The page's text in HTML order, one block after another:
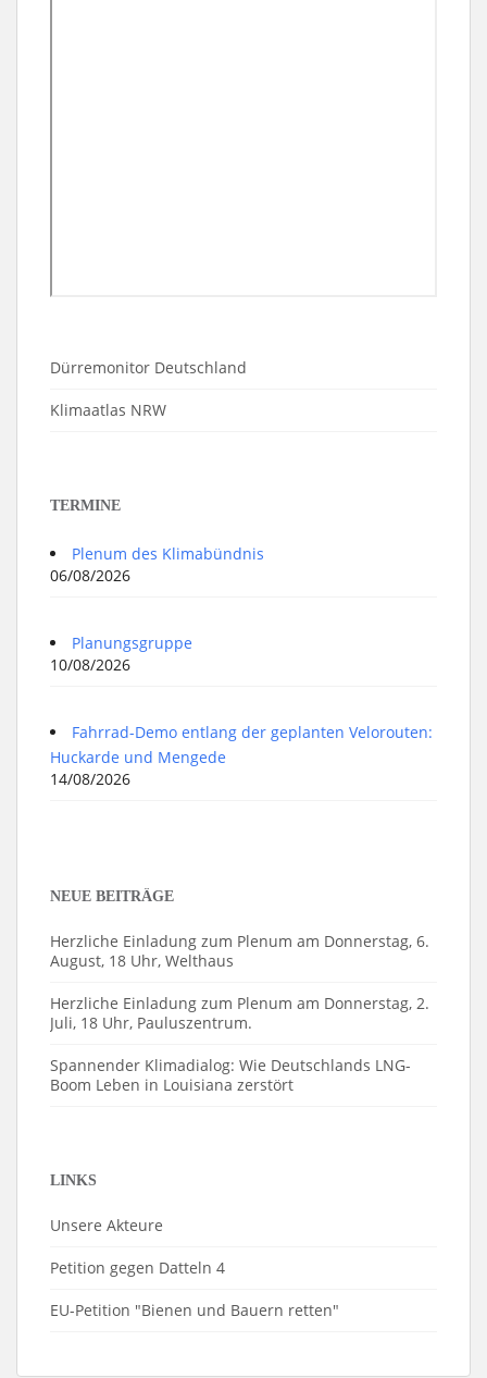
Dürremonitor Deutschland
Klimaatlas NRW
TERMINE
Plenum des Klimabündnis
06/08/2026
Planungsgruppe
10/08/2026
Fahrrad-Demo entlang der geplanten Velorouten:
Huckarde und Mengede
14/08/2026
NEUE BEITRÄGE
Herzliche Einladung zum Plenum am Donnerstag, 6.
August, 18 Uhr, Welthaus
Herzliche Einladung zum Plenum am Donnerstag, 2.
Juli, 18 Uhr, Pauluszentrum.
Spannender Klimadialog: Wie Deutschlands LNG-
Boom Leben in Louisiana zerstört
LINKS
Unsere Akteure
Petition gegen Datteln 4
EU-Petition "Bienen und Bauern retten"